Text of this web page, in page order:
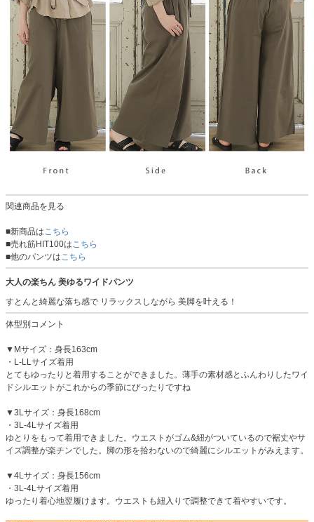
関連商品を見る
■新商品は こちら
■売れ筋HIT100は こちら
■他のパンツは こちら
大人の楽ちん 美ゆるワイドパンツ
すとんと綺麗な落ち感で リラックスしながら 美脚を叶える！
体型別コメント
▼Mサイズ：身長163cm
・L-LLサイズ着用
とてもゆったりと着用することができました。薄手の素材感とふんわりしたワイ
ドシルエットがこれからの季節にぴったりですね
▼3Lサイズ：身長168cm
・3L-4Lサイズ着用
ゆとりをもって着用できました。ウエストがゴム&紐がついているので裾丈やサ
イズ調整が楽チンでした。脚の形を拾わないので綺麗にシルエットがみえます。
▼4Lサイズ：身長156cm
・3L-4Lサイズ着用
ゆったり着心地翌履けます。ウエストも紐入りで調整できて着やすいです。